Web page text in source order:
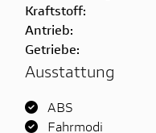
Kraftstoff:
Antrieb:
Getriebe:
Ausstattung
ABS
Fahrmodi